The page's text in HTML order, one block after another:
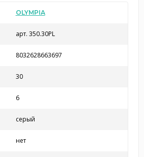
OLYMPIA
арт. 350.30PL
8032628663697
30
6
серый
нет